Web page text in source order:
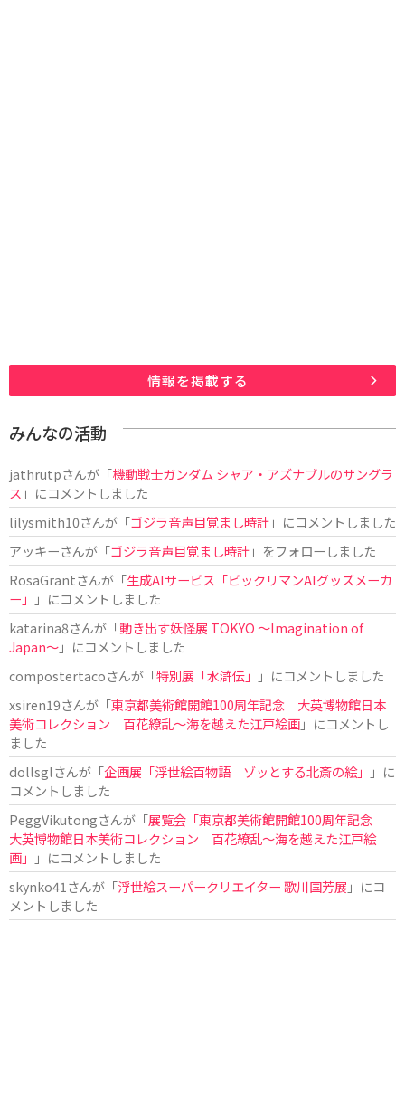
情報を掲載する
みんなの活動
jathrutpさんが「機動戦士ガンダム シャア・アズナブルのサングラ
ス 」にコメントしました
lilysmith10さんが「ゴジラ音声目覚まし時計」にコメントしました
アッキーさんが「ゴジラ音声目覚まし時計」をフォローしました
RosaGrantさんが「生成AIサービス「ビックリマンAIグッズメーカ
ー」
」にコメントしました
katarina8さんが「動き出す妖怪展 TOKYO 〜Imagination of
Japan〜」にコメントしました
compostertacoさんが「特別展「水滸伝」
」にコメントしました
xsiren19さんが「東京都美術館開館100周年記念 大英博物館日本
美術コレクション 百花繚乱～海を越えた江戸絵画」にコメントし
ました
dollsglさんが「企画展「浮世絵百物語 ゾッとする北斎の絵」
」に
コメントしました
PeggVikutongさんが「展覧会「東京都美術館開館100周年記念
大英博物館日本美術コレクション 百花繚乱〜海を越えた江戸絵
画」
」にコメントしました
skynko41 さんが「浮世絵スーパークリエイター 歌川国芳展 」にコ
メントしました